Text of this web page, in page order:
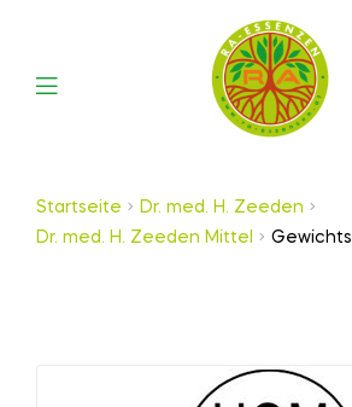
Startseite
Dr. med. H. Zeeden
Dr. med. H. Zeeden Mittel
Gewichts